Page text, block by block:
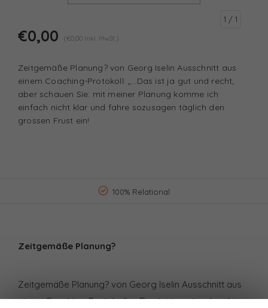
1 / 1
€0,00 (€0,00 Inkl. MwSt.)
Zeitgemäße Planung? von Georg Iselin Ausschnitt aus
einem Coaching-Protokoll: „…Das ist ja gut und recht;
aber schauen Sie: mit meiner Planung komme ich
einfach nicht klar und fahre sozusagen täglich den
grossen Frust ein!
100% Relational
Zeitgemäße Planung?
Zeitgemäße Planung? von Georg Iselin Ausschnitt aus
einem Coaching-Protokoll: „…Das ist ja gut und recht;